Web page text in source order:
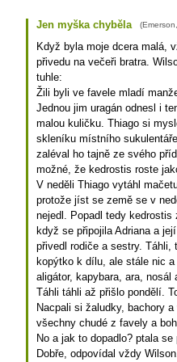
Jen myška chyběla (
Když byla moje dcera malá,
přivedu na večeři bratra.
tuhle:
Žili byli ve favele mladí
Jednou jim uragán odnesl i
malou kuličku. Thiago si
skleníku místního
zaléval ho tajně ze svého
možné, že kedrostis roste
V neděli Thiago vytáhl
protože jíst se země se v
nejedl. Popadl tedy
když se připojila Adriana a
přivedl rodiče a sestry. Táhli,
kopýtko k dílu, ale stále nic
aligátor, kapybara, ara, nosál
Táhli táhli až přišlo pondělí.
Nacpali si žaludky, bachory
všechny chudé z favely a
No a jak to dopadlo? ptala se
Dobře, odpovídal vždy